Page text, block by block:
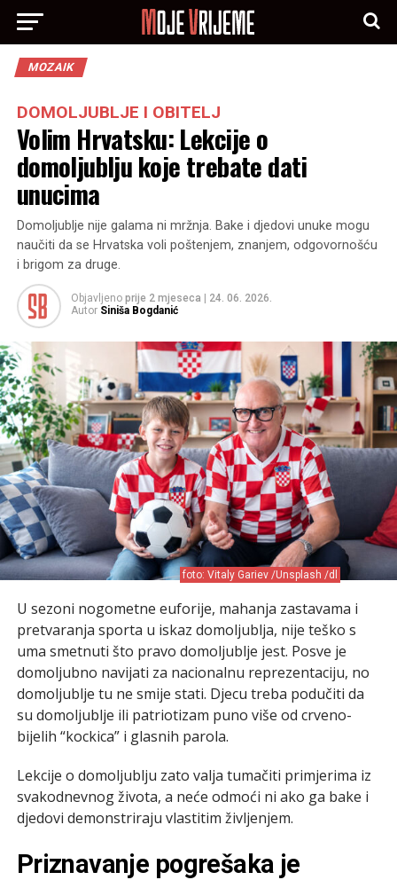
MOZAIK
DOMOLJUBLJE I OBITELJ
Volim Hrvatsku: Lekcije o
domoljublju koje trebate dati
unucima
Domoljublje nije galama ni mržnja. Bake i djedovi unuke mogu
naučiti da se Hrvatska voli poštenjem, znanjem, odgovornošću
i brigom za druge.
Objavljeno prije 2 mjeseca
24. 06. 2026.
Autor Siniša Bogdanić
foto: Vitaly Gariev /Unsplash /dl
U sezoni nogometne euforije, mahanja zastavama i
pretvaranja sporta u iskaz domoljublja, nije teško s
uma smetnuti što pravo domoljublje jest. Posve je
domoljubno navijati za nacionalnu reprezentaciju, no
domoljublje tu ne smije stati. Djecu treba podučiti da
su domoljublje ili patriotizam puno više od crveno-
bijelih “kockica” i glasnih parola.
Lekcije o domoljublju zato valja tumačiti primjerima iz
svakodnevnog života, a neće odmoći ni ako ga bake i
djedovi demonstriraju vlastitim življenjem.
Priznavanje pogrešaka je